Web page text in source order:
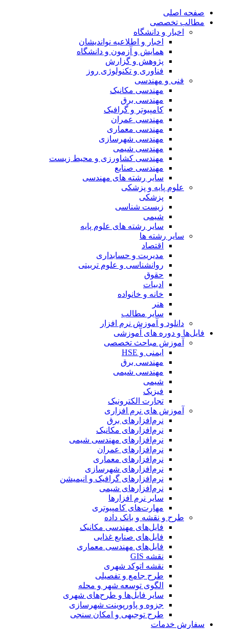
صفحه اصلی
مطالب تخصصی
اخبار و دانشگاه
اخبار و اطلاعیه نواندیشان
همایش و آزمون و دانشگاه
پژوهش و گزارش
فناوری و تکنولوژی روز
فنی و مهندسی
مهندسی مکانیک
مهندسی برق
کامپیوتر و گرافیک
مهندسی عمران
مهندسی معماری
مهندسی شهرسازی
مهندسی شیمی
مهندسی کشاورزی و محیط زیست
مهندسی صنایع
سایر رشته های مهندسی
علوم پایه و پزشکی
پزشکی
زیست شناسی
شیمی
سایر رشته های علوم پایه
سایر رشته ها
اقتصاد
مدیریت و حسابداری
روانشناسی و علوم تربیتی
حقوق
ادبیات
خانه و خانواده
هنر
سایر مطالب
دانلود و آموزش نرم افزار
فایل‌ها و دوره های آموزشی
آموزش مباحث تخصصی
ایمنی و HSE
مهندسی برق
مهندسی شیمی
شیمی
فیزیک
تجارت الکترونیک
آموزش های نرم افزاری
نرم‌افزارهای برق
نرم‌افزارهای مکانیک
نرم‌افزارهای مهندسی شیمی
نرم‌افزارهای عمران
نرم‌افزارهای معماری
نرم‌افزارهای شهرسازی
نرم‌افزارهای گرافیک و انیمیشن
نرم‌افزارهای شیمی
سایر نرم افزارها
مهارت‌های کامپیوتری
طرح و نقشه و بانک داده
فایل‌های مهندسی مکانیک
فایل‌های صنایع غذایی
فایل‌های مهندسی معماری
نقشه GIS
نقشه اتوکد شهری
طرح جامع و تفصیلی
الگوی توسعه شهر و محله
سایر فایل‌ها و طرح‌های شهری
جزوه و پاورپوینت شهرسازی
طرح توجیهی و امکان سنجی
سفارش خدمات